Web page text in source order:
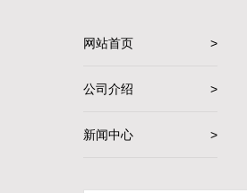
网站首页 >
公司介绍 >
新闻中心 >